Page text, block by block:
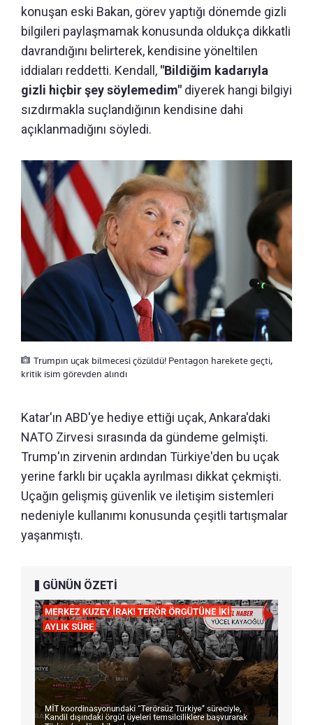
konuşan eski Bakan, görev yaptığı dönemde gizli
bilgileri paylaşmamak konusunda oldukça dikkatli
davrandığını belirterek, kendisine yöneltilen
iddiaları reddetti. Kendall, "Bildiğim kadarıyla
gizli hiçbir şey söylemedim" diyerek hangi bilgiyi
sızdırmakla suçlandığının kendisine dahi
açıklanmadığını söyledi.
Trumpın uçak bilmecesi çözüldü! Pentagon harekete geçti,
kritik isim görevden alındı
Katar'ın ABD'ye hediye ettiği uçak, Ankara'daki
NATO Zirvesi sırasında da gündeme gelmişti.
Trump'ın zirvenin ardından Türkiye'den bu uçak
yerine farklı bir uçakla ayrılması dikkat çekmişti.
Uçağın gelişmiş güvenlik ve iletişim sistemleri
nedeniyle kullanımı konusunda çeşitli tartışmalar
yaşanmıştı.
GÜNÜN ÖZETİ